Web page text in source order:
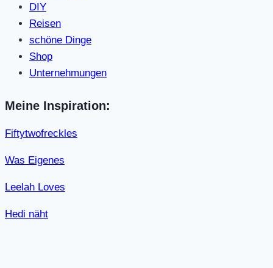
DIY
Reisen
schöne Dinge
Shop
Unternehmungen
Meine Inspiration:
Fiftytwofreckles
Was Eigenes
Leelah Loves
Hedi näht